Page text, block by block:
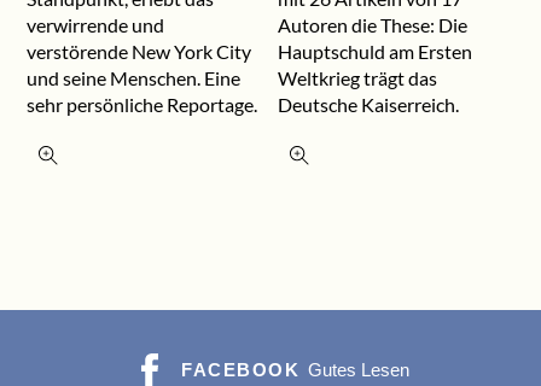
verwirrende und
verstörende New York City
und seine Menschen. Eine
sehr persönliche Reportage.
Autoren die These: Die
Hauptschuld am Ersten
Weltkrieg trägt das
Deutsche Kaiserreich.
FACEBOOK Gutes Lesen